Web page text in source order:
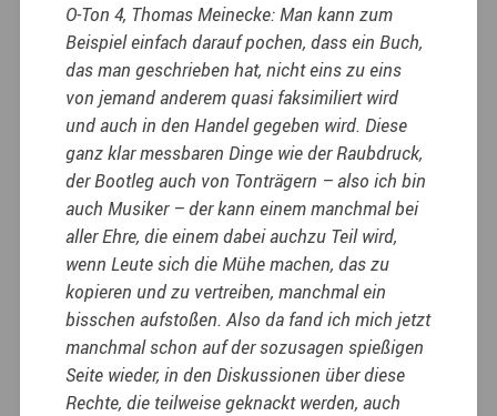
O-Ton 4, Thomas Meinecke: Man kann zum
Beispiel einfach darauf pochen, dass ein Buch,
das man geschrieben hat, nicht eins zu eins
von jemand anderem quasi faksimiliert wird
und auch in den Handel gegeben wird. Diese
ganz klar messbaren Dinge wie der Raubdruck,
der Bootleg auch von Tonträgern – also ich bin
auch Musiker – der kann einem manchmal bei
aller Ehre, die einem dabei auchzu Teil wird,
wenn Leute sich die Mühe machen, das zu
kopieren und zu vertreiben, manchmal ein
bisschen aufstoßen. Also da fand ich mich jetzt
manchmal schon auf der sozusagen spießigen
Seite wieder, in den Diskussionen über diese
Rechte, die teilweise geknackt werden, auch